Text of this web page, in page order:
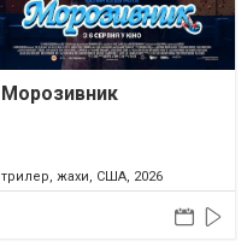
Морозивник
трилер, жахи, США, 2026